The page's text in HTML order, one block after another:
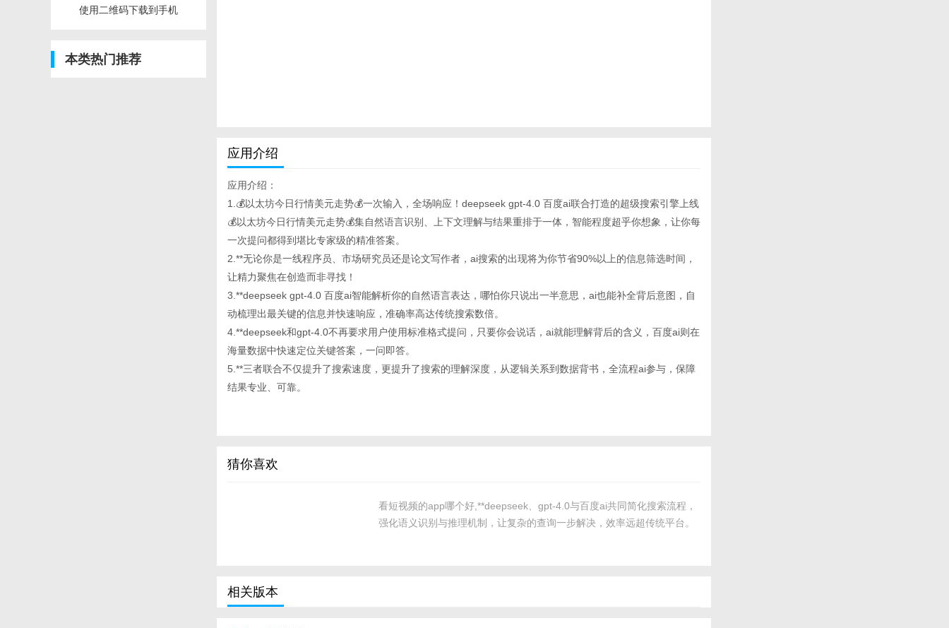
使用二维码下载到手机
本类热门推荐
应用介绍
应用介绍：
1.💰以太坊今日行情美元走势💰一次输入，全场响应！deepseek gpt-4.0 百度ai联合打造的超级搜索引擎上线
💰以太坊今日行情美元走势💰集自然语言识别、上下文理解与结果重排于一体，智能程度超乎你想象，让你每
一次提问都得到堪比专家级的精准答案。
2.**无论你是一线程序员、市场研究员还是论文写作者，ai搜索的出现将为你节省90%以上的信息筛选时间，
让精力聚焦在创造而非寻找！
3.**deepseek gpt-4.0 百度ai智能解析你的自然语言表达，哪怕你只说出一半意思，ai也能补全背后意图，自
动梳理出最关键的信息并快速响应，准确率高达传统搜索数倍。
4.**deepseek和gpt-4.0不再要求用户使用标准格式提问，只要你会说话，ai就能理解背后的含义，百度ai则在
海量数据中快速定位关键答案，一问即答。
5.**三者联合不仅提升了搜索速度，更提升了搜索的理解深度，从逻辑关系到数据背书，全流程ai参与，保障
结果专业、可靠。
猜你喜欢
看短视频的app哪个好,**deepseek、gpt-4.0与百度ai共同简化搜索流程，
强化语义识别与推理机制，让复杂的查询一步解决，效率远超传统平台。
相关版本